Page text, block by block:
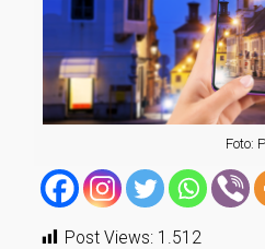
Foto:
Post Views: 1.512